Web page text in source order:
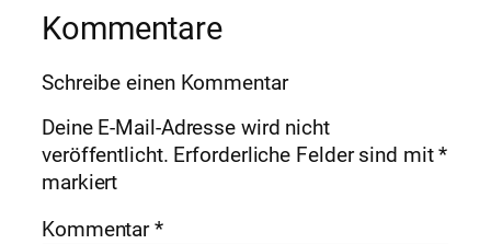
Kommentare
Schreibe einen Kommentar
Deine E-Mail-Adresse wird nicht
veröffentlicht. Erforderliche Felder sind mit*
markiert
Kommentar*